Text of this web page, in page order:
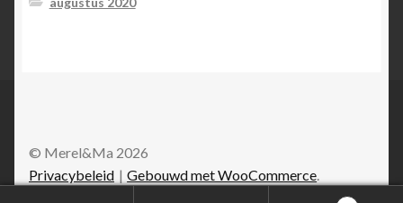
© Merel&Ma 2026
Privacybeleid
Gebouwd met WooCommerce.